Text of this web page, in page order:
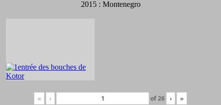
2015 : Montenegro
« ‹ of26 › »